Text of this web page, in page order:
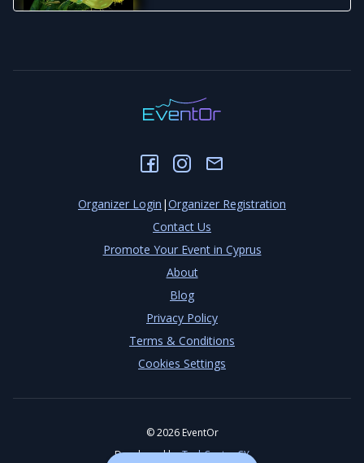
Organizer Login |Organizer Registration
Contact Us
Promote Your Event in Cyprus
About
Blog
Privacy Policy
Terms & Conditions
Cookies Settings
©2026EventOr
Developed byTechCenter CY